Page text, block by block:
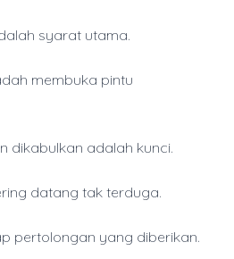
syarat utama.
membuka pintu
dikabulkan adalah kunci.
datang tak terduga.
pertolongan yang diberikan.